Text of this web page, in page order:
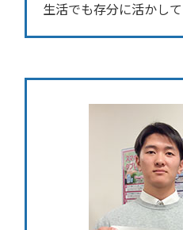
生活でも存分に活かし